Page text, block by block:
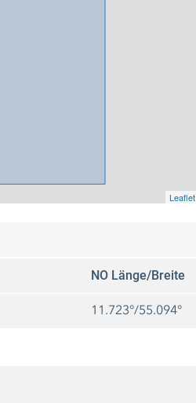
Leaflet
NO Länge/Breite
11.723°/55.094°